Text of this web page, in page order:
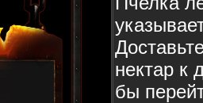
нектар к
бы